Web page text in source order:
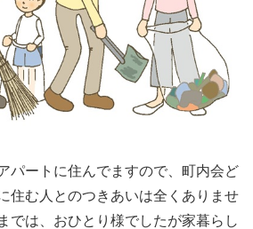
パートに住んでますので、町内会ど
住む人とのつきあいは全くありませ
では、おひとり様でしたが家暮らし